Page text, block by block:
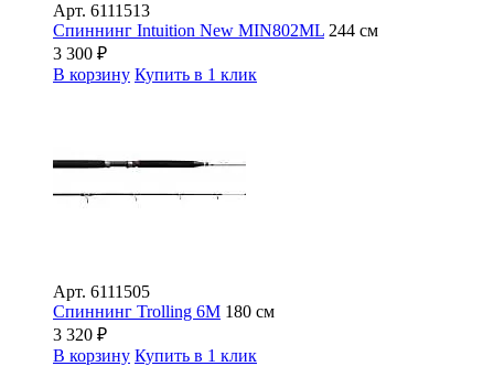
Арт. 6111513
Спиннинг Intuition New MIN802ML 244 см
3 300 ₽
В корзину Купить в 1 клик
Арт. 6111505
Спиннинг Trolling 6M 180 см
3 320 ₽
В корзину Купить в 1 клик